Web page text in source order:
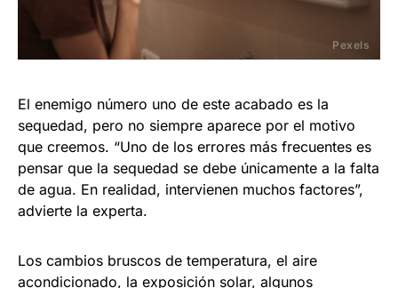
Pexels
El enemigo número uno de este acabado es la
sequedad, pero no siempre aparece por el motivo
que creemos. “Uno de los errores más frecuentes es
pensar que la sequedad se debe únicamente a la falta
de agua. En realidad, intervienen muchos factores”,
advierte la experta.
Los cambios bruscos de temperatura, el aire
acondicionado, la exposición solar, algunos